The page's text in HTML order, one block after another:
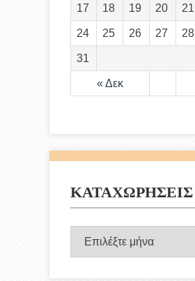
« Δεκ
17 18 19 20 21
24 25 26 27 28
31
ΚΑΤΑΧΩΡΗΣΕΙΣ